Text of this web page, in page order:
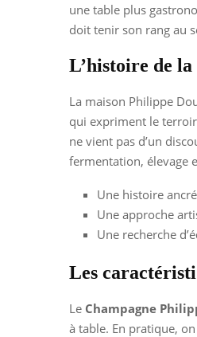
une table plus
doit tenir son rang au
L’histoire de la
La maison Philippe
qui expriment le
ne vient pas d’un
fermentation, élevage
Une histoire
Une approche
Une recherche
Les
Le Champagne
à table. En pratique,